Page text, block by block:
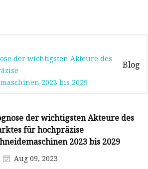
der wichtigsten Akteure des
2023 bis 2029
Blog
der wichtigsten Akteure des
für hochpräzise
2023 bis 2029
Aug 09, 2023